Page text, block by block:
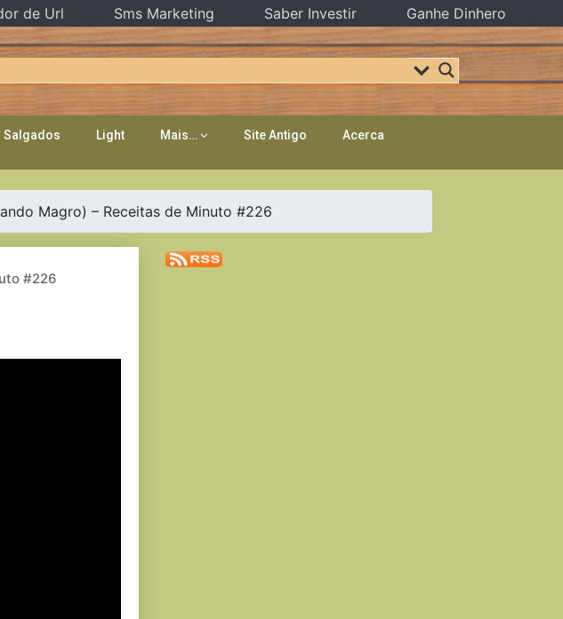
Salgados Light Mais… Site Antigo Acerca
Magro) – Receitas de Minuto #226
#226
de Url Sms Marketing Saber Investir Ganhe Dinhero